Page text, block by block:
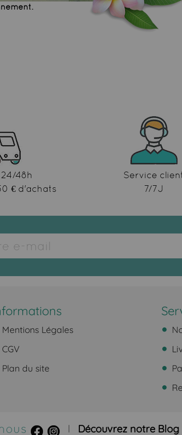
48h
€ d'achats
Service
7/7J
Mentions Légales
CGV
Plan du site
| Découvrez notre Blog